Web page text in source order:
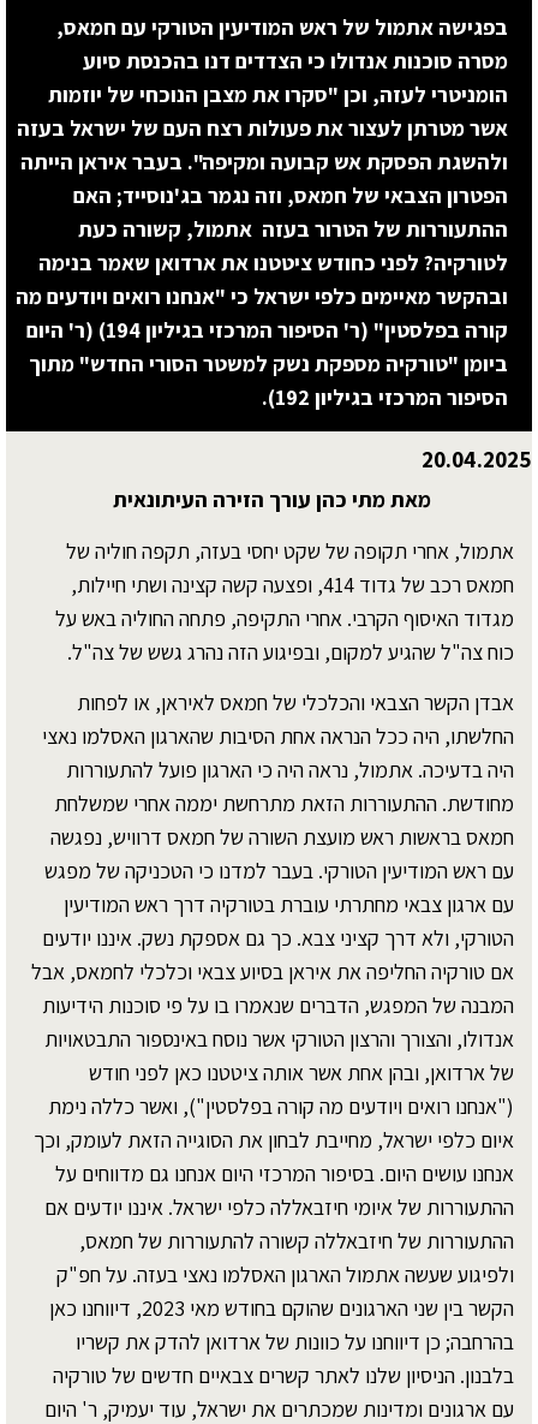
בפגישה אתמול של ראש המודיעין הטורקי עם חמאס,
מסרה סוכנות אנדולו כי הצדדים דנו בהכנסת סיוע
הומניטרי לעזה, וכן "סקרו את מצבן הנוכחי של יוזמות
אשר מטרתן לעצור את פעולות רצח העם של ישראל בעזה
ולהשגת הפסקת אש קבועה ומקיפה". בעבר איראן הייתה
הפטרון הצבאי של חמאס, וזה נגמר בג'נוסייד; האם
ההתעוררות של הטרור בעזה אתמול, קשורה כעת
לטורקיה? לפני כחודש ציטטנו את ארדואן שאמר בנימה
ובהקשר מאיימים כלפי ישראל כי "אנחנו רואים ויודעים מה
קורה בפלסטין" (ר' הסיפור המרכזי בגיליון 194) (ר' היום
ביומן "טורקיה מספקת נשק למשטר הסורי החדש" מתוך
הסיפור המרכזי בגיליון 192).
20.04.2025
מאת מתי כהן עורך הזירה העיתונאית
אתמול, אחרי תקופה של שקט יחסי בעזה, תקפה חוליה של
חמאס רכב של גדוד 414, ופצעה קשה קצינה ושתי חיילות,
מגדוד האיסוף הקרבי. אחרי התקיפה, פתחה החוליה באש על
כוח צה"ל שהגיע למקום, ובפיגוע הזה נהרג גשש של צה"ל.
אבדן הקשר הצבאי והכלכלי של חמאס לאיראן, או לפחות
החלשתו, היה ככל הנראה אחת הסיבות שהארגון האסלמו נאצי
היה בדעיכה. אתמול, נראה היה כי הארגון פועל להתעוררות
מחודשת. ההתעוררות הזאת מתרחשת יממה אחרי שמשלחת
חמאס בראשות ראש מועצת השורה של חמאס דרוויש, נפגשה
עם ראש המודיעין הטורקי. בעבר למדנו כי הטכניקה של מפגש
עם ארגון צבאי מחתרתי עוברת בטורקיה דרך ראש המודיעין
הטורקי, ולא דרך קציני צבא. כך גם אספקת נשק. איננו יודעים
אם טורקיה החליפה את איראן בסיוע צבאי וכלכלי לחמאס, אבל
המבנה של המפגש, הדברים שנאמרו בו על פי סוכנות הידיעות
אנדולו, והצורך והרצון הטורקי אשר נוסח באינספור התבטאויות
של ארדואן, ובהן אחת אשר אותה ציטטנו כאן לפני חודש
("אנחנו רואים ויודעים מה קורה בפלסטין"), ואשר כללה נימת
איום כלפי ישראל, מחייבת לבחון את הסוגייה הזאת לעומק, וכך
אנחנו עושים היום. בסיפור המרכזי היום אנחנו גם מדווחים על
ההתעוררות של איומי חיזבאללה כלפי ישראל. איננו יודעים אם
ההתעוררות של חיזבאללה קשורה להתעוררות של חמאס,
ולפיגוע שעשה אתמול הארגון האסלמו נאצי בעזה. על חפ"ק
הקשר בין שני הארגונים שהוקם בחודש מאי 2023, דיווחנו כאן
בהרחבה; כן דיווחנו על כוונות של ארדואן להדק את קשריו
בלבנון. הניסיון שלנו לאתר קשרים צבאיים חדשים של טורקיה
עם ארגונים ומדינות שמכתרים את ישראל, עוד יעמיק, ר' היום